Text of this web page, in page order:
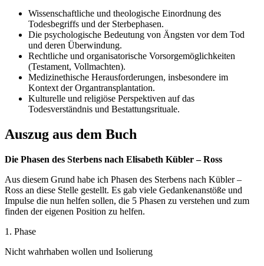
Wissenschaftliche und theologische Einordnung des
Todesbegriffs und der Sterbephasen.
Die psychologische Bedeutung von Ängsten vor dem Tod
und deren Überwindung.
Rechtliche und organisatorische Vorsorgemöglichkeiten
(Testament, Vollmachten).
Medizinethische Herausforderungen, insbesondere im
Kontext der Organtransplantation.
Kulturelle und religiöse Perspektiven auf das
Todesverständnis und Bestattungsrituale.
Auszug aus dem Buch
Die Phasen des Sterbens nach Elisabeth Kübler – Ross
Aus diesem Grund habe ich Phasen des Sterbens nach Kübler –
Ross an diese Stelle gestellt. Es gab viele Gedankenanstöße und
Impulse die nun helfen sollen, die 5 Phasen zu verstehen und zum
finden der eigenen Position zu helfen.
1. Phase
Nicht wahrhaben wollen und Isolierung